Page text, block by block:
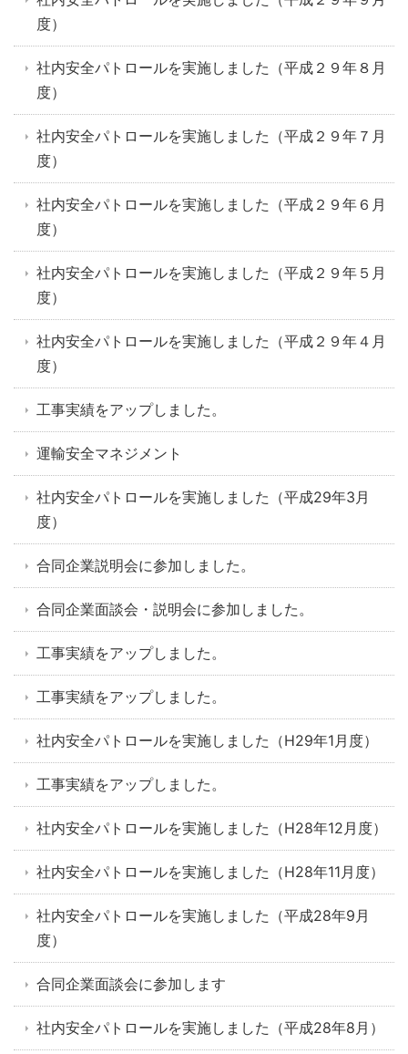
度）
社内安全パトロールを実施しました（平成２９年８月
度）
社内安全パトロールを実施しました（平成２９年７月
度）
社内安全パトロールを実施しました（平成２９年６月
度）
社内安全パトロールを実施しました（平成２９年５月
度）
社内安全パトロールを実施しました（平成２９年４月
度）
工事実績をアップしました。
運輸安全マネジメント
社内安全パトロールを実施しました（平成29年3月
度）
合同企業説明会に参加しました。
合同企業面談会・説明会に参加しました。
工事実績をアップしました。
工事実績をアップしました。
社内安全パトロールを実施しました（H29年1月度）
工事実績をアップしました。
社内安全パトロールを実施しました（H28年12月度）
社内安全パトロールを実施しました（H28年11月度）
社内安全パトロールを実施しました（平成28年9月
度）
合同企業面談会に参加します
社内安全パトロールを実施しました（平成28年8月）